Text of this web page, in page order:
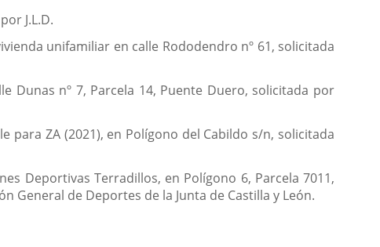
J.L.D.
unifamiliar en calle Rododendro nº 61, solicitada
Dunas nº 7, Parcela 14, Puente Duero, solicitada por
para ZA (2021), en Polígono del Cabildo s/n, solicitada
Deportivas Terradillos, en Polígono 6, Parcela 7011,
General de Deportes de la Junta de Castilla y León.